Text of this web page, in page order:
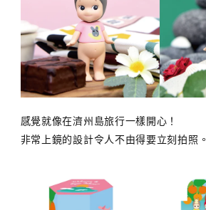
感覺就像在濟州島旅行一樣開心！
非常上鏡的設計令人不由得要立刻拍照。